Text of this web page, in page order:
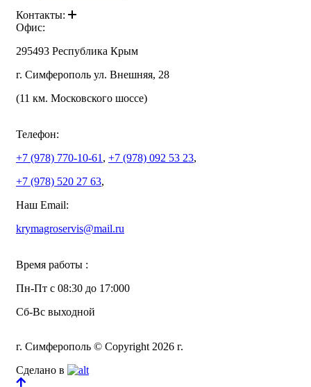
Контакты:
Офис:
295493 Республика Крым
г. Симферополь ул. Внешняя, 28
(11 км. Московского шоссе)
Телефон:
+7 (978) 770-10-61 , +7 (978) 092 53 23,
+7 (978) 520 27 63,
Наш Email:
krymagroservis@mail.ru
Время работы :
Пн-Пт с 08:30 до 17:000
Сб-Вс выходной
г. Симферополь © Copyright 2026 г.
Сделано в